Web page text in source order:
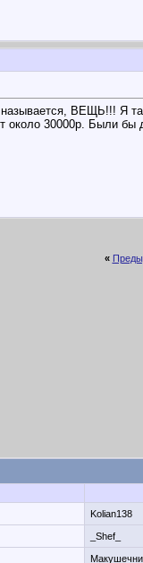
ВЕЩЬ!!! Я
около 30000р. Были
«
Kolian138
_Shef_